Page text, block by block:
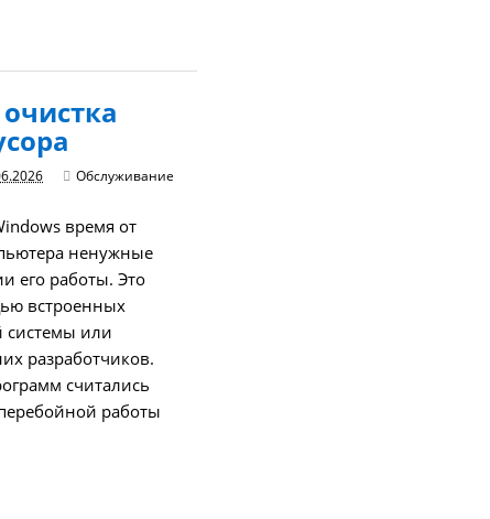
Обслуживание
время от
ненужные
его работы. Это
встроенных
или
разработчиков.
считались
работы